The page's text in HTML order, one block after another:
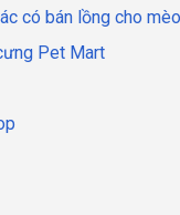
có bán lồng cho mèo
Pet Mart